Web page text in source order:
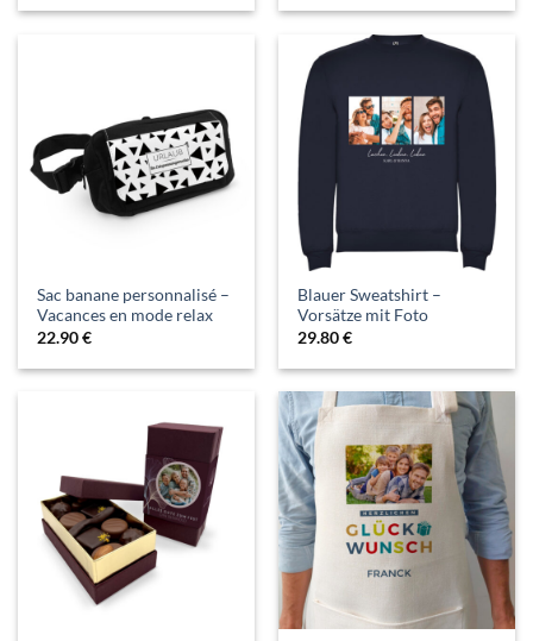
Sac banane personnalisé –
Vacances en mode relax
22.90€
Blauer Sweatshirt –
Vorsätze mit Foto
29.80€